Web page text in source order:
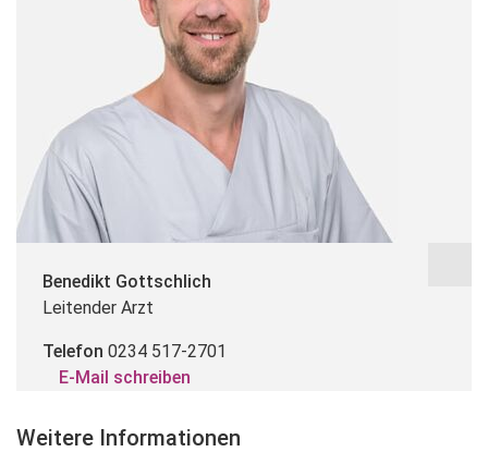
Benedikt Gottschlich
Leitender Arzt
Telefon 0234 517-2701
E-Mail schreiben
Weitere Informationen